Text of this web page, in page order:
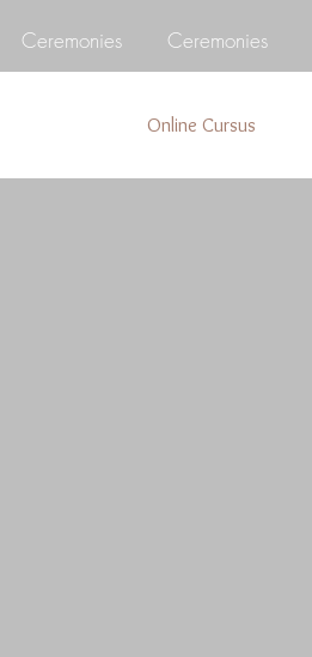
Online Cursus
Ceremonies Ceremonies